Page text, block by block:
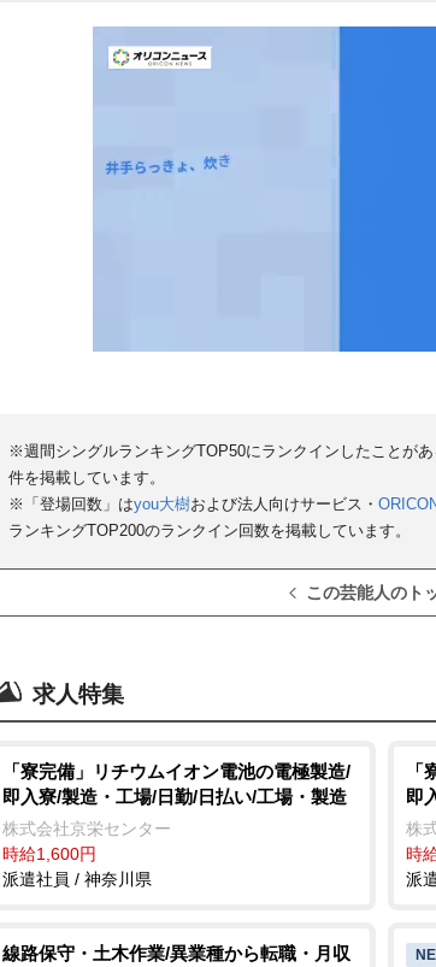
※週間シングルランキングTOP50にランクインしたことが
件を掲載しています。
※「登場回数」はyou大樹および法人向けサービス・
ランキングTOP200のランクイン回数を掲載しています。
この芸能人のト
求人特集
「寮完備」リチウムイオン電池の電極製造/
即入寮/製造・工場/日勤/日払い/工場・製造
株式会社京栄センター
時給1,600円
派遣社員 / 神奈川県
即
株
時
派
線路保守・土木作業/異業種から転職・月収